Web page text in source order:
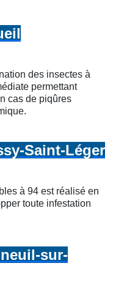
des insectes à
permettant
cas de piqûres
Saint-Léger
à 94 est réalisé en
toute infestation
sur-